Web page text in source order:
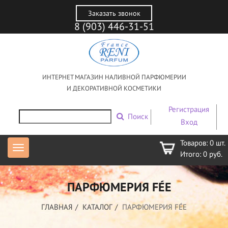
Заказать звонок
8 (903) 446-31-51
ИНТЕРНЕТ МАГАЗИН НАЛИВНОЙ ПАРФЮМЕРИИ
И ДЕКОРАТИВНОЙ КОСМЕТИКИ
Поиск
Регистрация
Вход
Товаров: 0 шт.
Итого: 0 руб.
ПАРФЮМЕРИЯ FÉE
ГЛАВНАЯ КАТАЛОГ ПАРФЮМЕРИЯ FÉE